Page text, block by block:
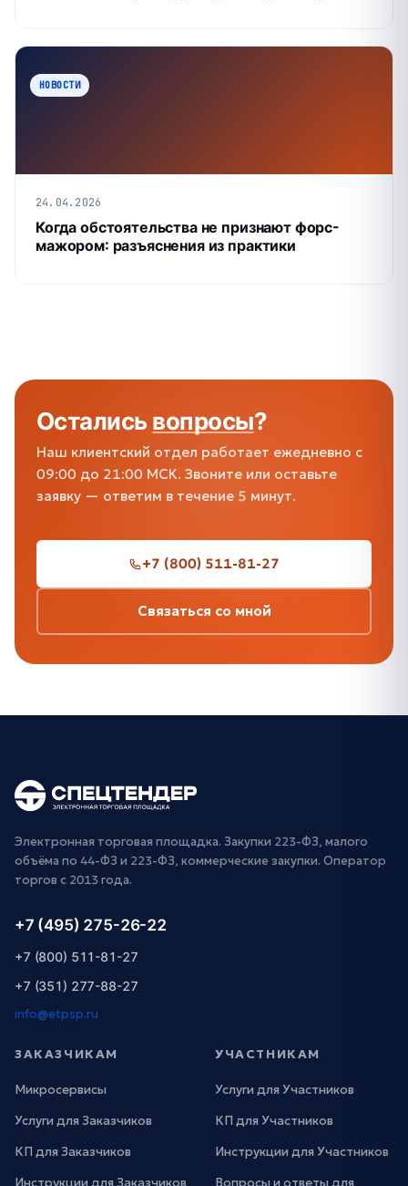
НОВОСТИ
24.04.2026
Когда обстоятельства не признают форс-
мажором: разъяснения из практики
Осталисьвопросы?
Наш клиентский отдел работает ежедневно с
09:00 до 21:00 МСК. Звоните или оставьте
заявку — ответим в течение 5 минут.
+7 (800) 511-81-27
Связаться со мной
Электронная торговая площадка. Закупки 223-ФЗ, малого
объёма по 44-ФЗ и 223-ФЗ, коммерческие закупки. Оператор
торгов с 2013 года.
+7 (495) 275-26-22
+7 (800) 511-81-27
+7 (351) 277-88-27
info@etpsp.ru
ЗАКАЗЧИКАМ
Микросервисы
Услуги для Заказчиков
КП для Заказчиков
Инструкции для Заказчиков
УЧАСТНИКАМ
Услуги для Участников
КП для Участников
Инструкции для Участников
Вопросы и ответы для